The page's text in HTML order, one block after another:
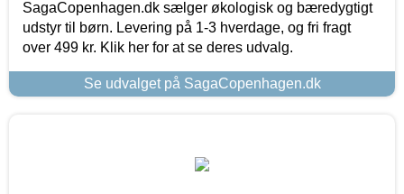
SagaCopenhagen.dk sælger økologisk og bæredygtigt
udstyr til børn. Levering på 1-3 hverdage, og fri fragt
over 499 kr. Klik her for at se deres udvalg.
Se udvalget på SagaCopenhagen.dk